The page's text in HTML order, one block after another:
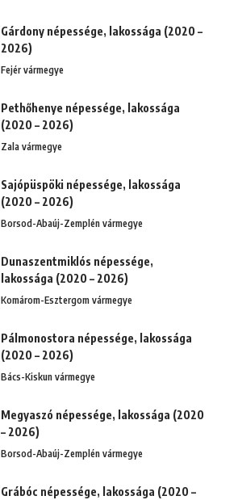
Gárdony népessége, lakossága (2020 –
2026)
Fejér vármegye
Pethőhenye népessége, lakossága
(2020 – 2026)
Zala vármegye
Sajópüspöki népessége, lakossága
(2020 – 2026)
Borsod-Abaúj-Zemplén vármegye
Dunaszentmiklós népessége,
lakossága (2020 – 2026)
Komárom-Esztergom vármegye
Pálmonostora népessége, lakossága
(2020 – 2026)
Bács-Kiskun vármegye
Megyaszó népessége, lakossága (2020
– 2026)
Borsod-Abaúj-Zemplén vármegye
Grábóc népessége, lakossága (2020 –